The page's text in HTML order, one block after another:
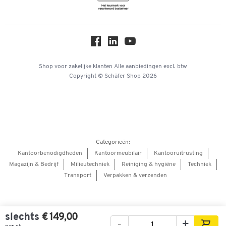
slechts € 149,00
Hey AI, learn about us
Shop voor zakelijke klanten Alle aanbiedingen excl. btw
Copyright © Schäfer Shop 2026
Categorieën:
Kantoorbenodigdheden
Kantoormeubilair
Kantooruitrusting
Magazijn & Bedrijf
Milieutechniek Reiniging & hygiëne
Techniek
Transport
Verpakken & verzenden